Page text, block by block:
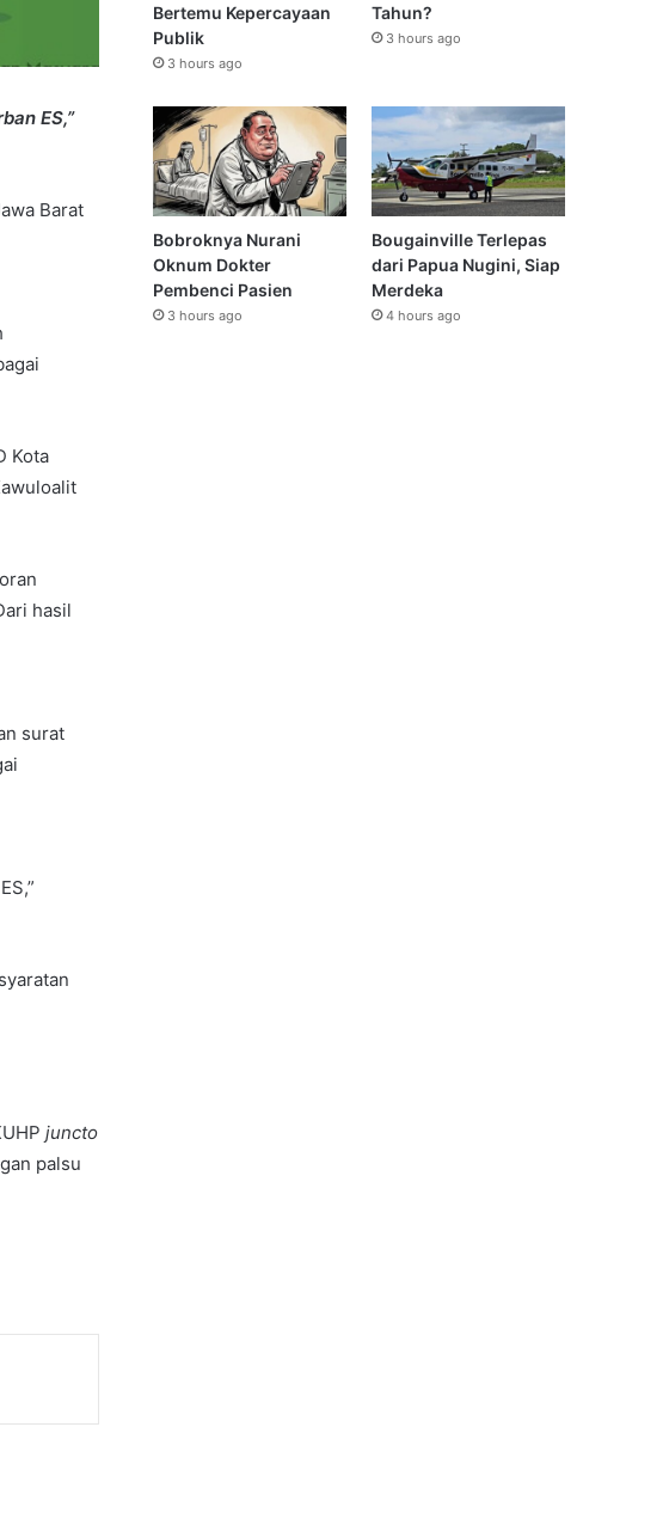
ES,”
Barat
Kota
hasil
surat
juncto
palsu
Bertemu Kepercayaan
Publik
3 hours ago
Tahun?
3 hours ago
Bobroknya Nurani
Oknum Dokter
Pembenci Pasien
3 hours ago
Bougainville Terlepas
dari Papua Nugini, Siap
Merdeka
4 hours ago